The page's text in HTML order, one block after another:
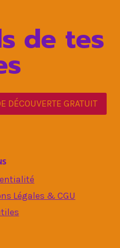
de tes
DÉCOUVERTE GRATUIT
Légales & CGU